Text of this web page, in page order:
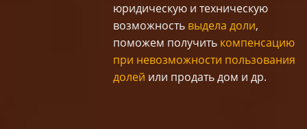
юридическую и техническую
возможность выдела доли,
поможем получить компенсацию
при невозможности пользования
долей или продать дом и др.